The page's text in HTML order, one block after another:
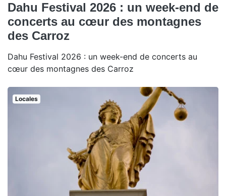
Dahu Festival 2026 : un week-end de
concerts au cœur des montagnes
des Carroz
Dahu Festival 2026 : un week-end de concerts au
cœur des montagnes des Carroz
Locales